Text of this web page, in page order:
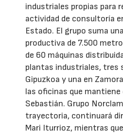
industriales propias para
actividad de consultoría
Estado. El grupo suma
productiva de 7.500
de 60 máquinas
plantas industriales, tres
Gipuzkoa y una en
las oficinas que mantiene
Sebastián. Grupo
trayectoria, continuará
Mari Iturrioz, mientras